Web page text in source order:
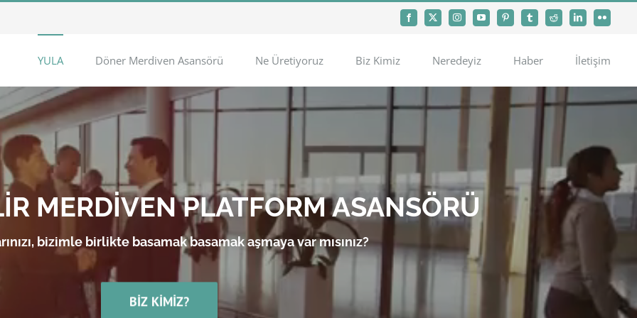
Facebook
X InstagramYouTubePinterestTumblrReddit LinkedInFlickr
YULA Döner Merdiven Asansörü Ne Üretiyoruz Biz Kimiz Neredeyiz Haber İletişim
MERDİVEN PLATFORM ASANSÖRÜ
bizimle birlikte basamak basamak aşmaya var mısınız?
BIZ KIMIZ?